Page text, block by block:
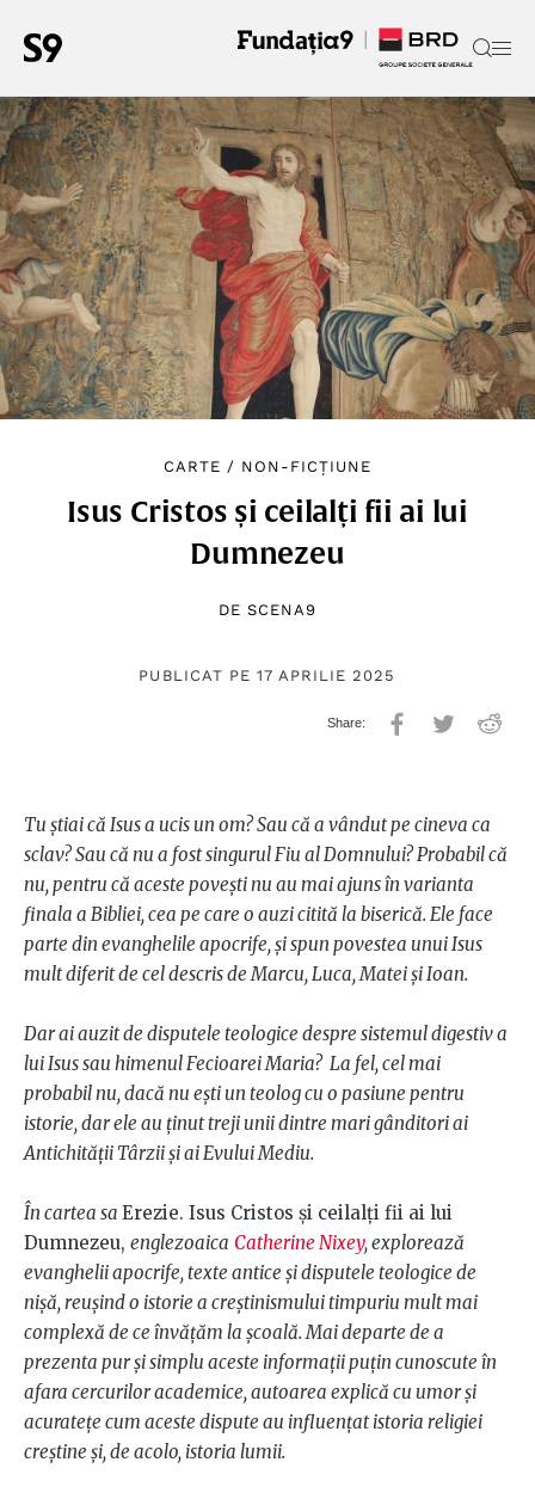
CARTE / NON-FICȚIUNE
Isus Cristos și ceilalți fii ai lui
Dumnezeu
DE SCENA9
PUBLICAT PE 17 APRILIE 2025
Tu știai că Isus a ucis un om? Sau că a vândut pe cineva ca
sclav? Sau că nu a fost singurul Fiu al Domnului? Probabil că
nu, pentru că aceste povești nu au mai ajuns în varianta
finala a Bibliei, cea pe care o auzi citită la biserică. Ele face
parte din evanghelile apocrife, și spun povestea unui Isus
mult diferit de cel descris de Marcu, Luca, Matei și Ioan.
Dar ai auzit de disputele teologice despre sistemul digestiv a
lui Isus sau himenul Fecioarei Maria? La fel, cel mai
probabil nu, dacă nu ești un teolog cu o pasiune pentru
istorie, dar ele au ținut treji unii dintre mari gânditori ai
Antichității Târzii și ai Evului Mediu.
În cartea sa Erezie. Isus Cristos și ceilalți fii ai lui
Dumnezeu, englezoaica Catherine Nixey, explorează
evanghelii apocrife, texte antice și disputele teologice de
nișă, reușind o istorie a creștinismului timpuriu mult mai
complexă de ce învățăm la școală. Mai departe de a
prezenta pur și simplu aceste informații puțin cunoscute în
afara cercurilor academice, autoarea explică cu umor și
acuratețe cum aceste dispute au influențat istoria religiei
creștine și, de acolo, istoria lumii.